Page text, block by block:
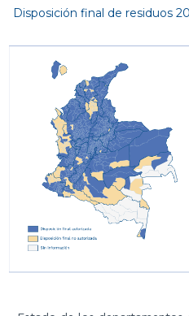
Disposición final de residuos